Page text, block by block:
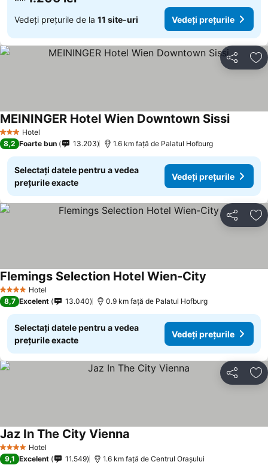
Vedeți prețurile de la 11 site-uri Vedeți prețurile
Distribuiți
3 SteleHotel
MEININGER Hotel Wien Downtown SissiVedeți
8,2 Foarte bun 13.203 1.6 km faţă de Palatul Hofburg
Selectați datele pentru a vedea
prețurile exacte
Vedeți prețurile
Distribuiți
4 Stele Hotel
Flemings Selection Hotel Wien-City
8,7 Excelent 13.040 0.9 km faţă de Palatul Hofburg
Selectați datele pentru a vedea
prețurile exacte
Vedeți prețurile
Distribuiți
4 Stele Hotel
Jaz In The City Vienna
9,1 Excelent 11.549 1.6 km faţă de Centrul Oraşului